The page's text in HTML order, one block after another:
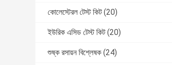
কোলেস্টেরল টেস্ট কিট (20)
ইউরিক এসিড টেস্ট কিট (20)
শুষ্ক রসায়ন বিশ্লেষক (24)